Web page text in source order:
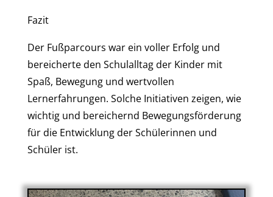
Fazit
Der Fußparcours war ein voller Erfolg und
bereicherte den Schulalltag der Kinder mit
Spaß, Bewegung und wertvollen
Lernerfahrungen. Solche Initiativen zeigen, wie
wichtig und bereichernd Bewegungsförderung
für die Entwicklung der Schülerinnen und
Schüler ist.